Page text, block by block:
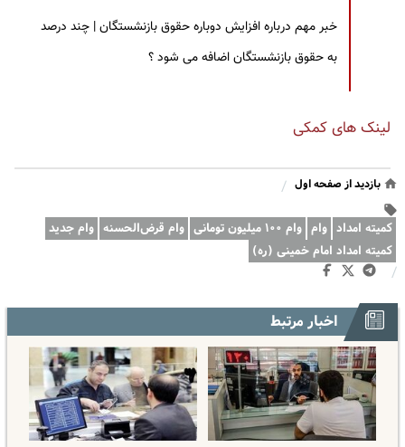
خبر مهم درباره افزایش دوباره حقوق بازنشستگان | چند درصد
به حقوق بازنشستگان اضافه می شود ؟
لینک های کمکی
بازدید از صفحه اول /
کمیته امداد وام وام ۱۰۰ میلیون تومانی وام قرض‌الحسنه وام جدید
کمیته امداد امام خمینی (ره)
/
اخبار مرتبط